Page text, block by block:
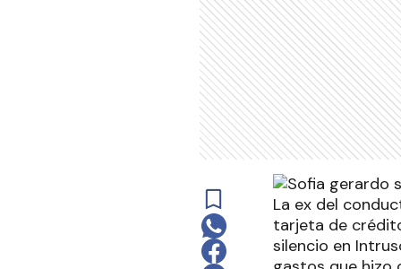
La ex del
tarjeta de
silencio en